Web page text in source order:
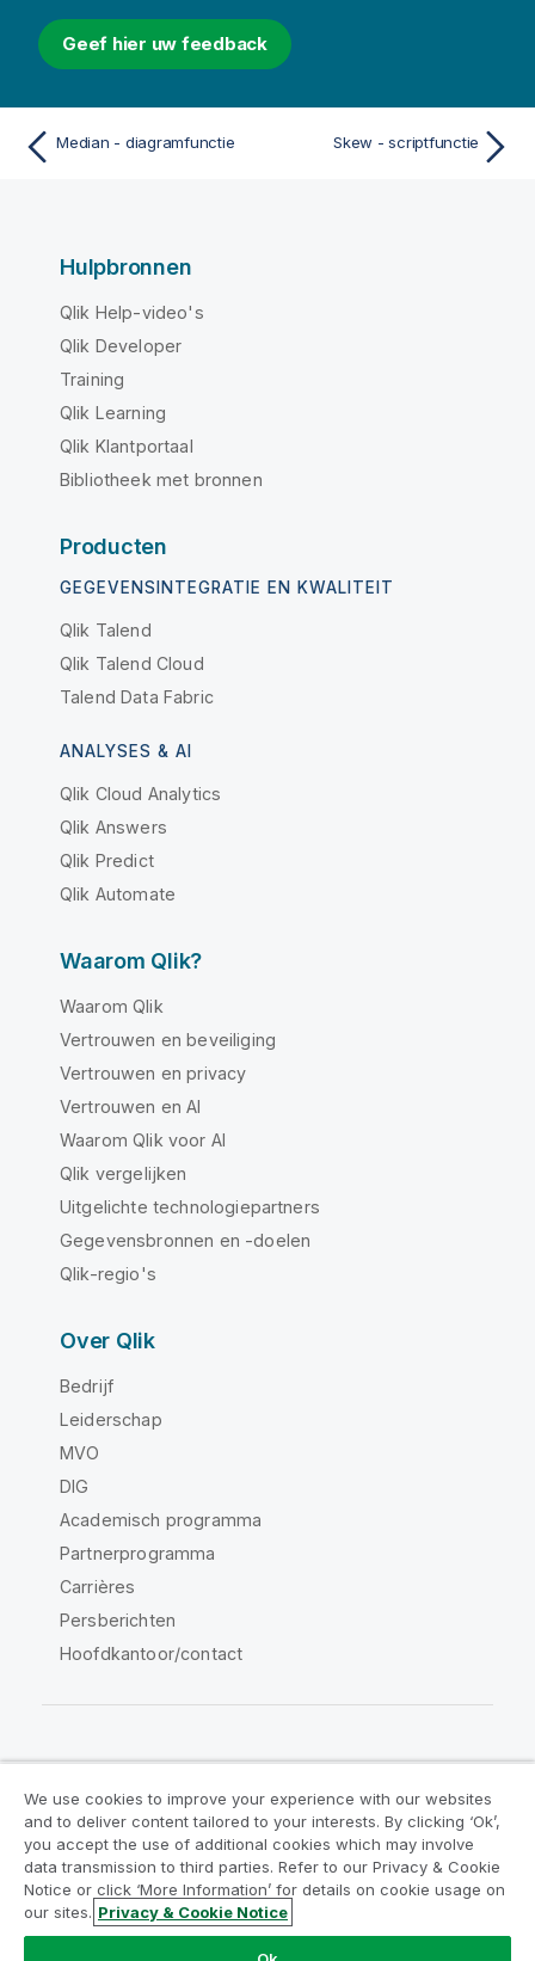
Geef hier uw feedback
Median - diagramfunctie Skew - scriptfunctie
Hulpbronnen
Qlik Help-video's
Qlik Developer
Training
Qlik Learning
Qlik Klantportaal
Bibliotheek met bronnen
Producten
GEGEVENSINTEGRATIE EN KWALITEIT
Qlik Talend
Qlik Talend Cloud
Talend Data Fabric
ANALYSES & AI
Qlik Cloud Analytics
Qlik Answers
Qlik Predict
Qlik Automate
Waarom Qlik?
Waarom Qlik
Vertrouwen en beveiliging
Vertrouwen en privacy
Vertrouwen en AI
Waarom Qlik voor AI
Qlik vergelijken
Uitgelichte technologiepartners
Gegevensbronnen en -doelen
Qlik-regio's
Over Qlik
Bedrijf
Leiderschap
MVO
DIG
Academisch programma
Partnerprogramma
Carrières
Persberichten
Hoofdkantoor/contact
Juridische overeenkomsten
Productvoorwaarden
Legal Policies
Legal Policies
Gebruiksvoorwaarden
Handelsmerken
Do Not Share My Info
We use cookies to improve your experience with our websites
and to deliver content tailored to your interests. By clicking ‘Ok’,
you accept the use of additional cookies which may involve
data transmission to third parties. Refer to our Privacy & Cookie
Notice or click ‘More Information’ for details on cookie usage on
our sites. Privacy & Cookie Notice